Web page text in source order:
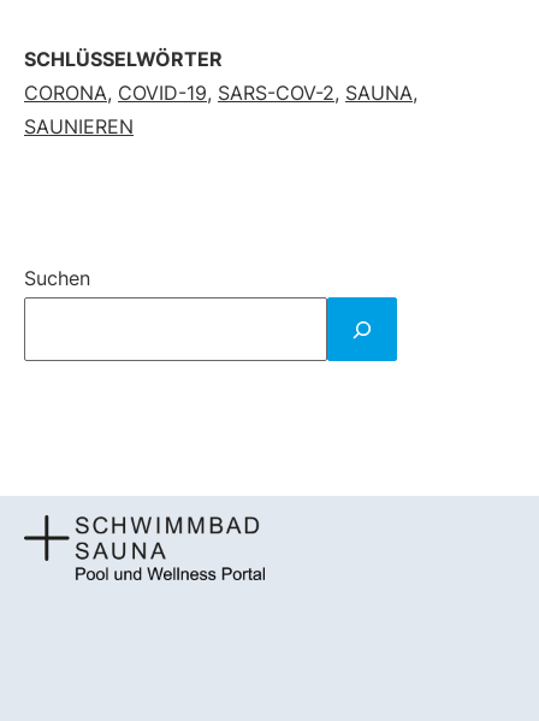
SCHLÜSSELWÖRTER
CORONA, COVID-19, SARS-COV-2, SAUNA,
SAUNIEREN
Suchen